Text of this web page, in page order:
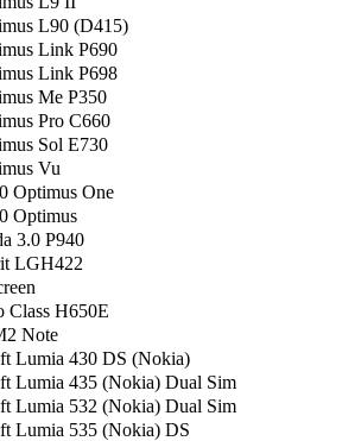
L90 (D415)
Link P690
Link P698
Me P350
Pro C660
Sol E730
Vu
Optimus One
Optimus
3.0 P940
LGH422
Class H650E
Note
Lumia 430 DS (Nokia)
Lumia 435 (Nokia) Dual Sim
Lumia 532 (Nokia) Dual Sim
Lumia 535 (Nokia) DS